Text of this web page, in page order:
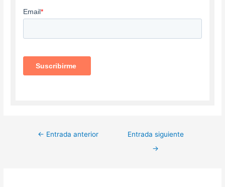
← Entrada anterior
Entrada siguiente
→